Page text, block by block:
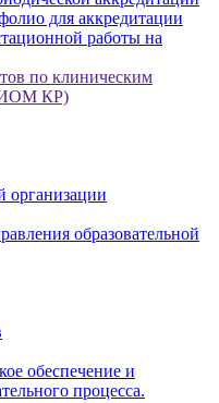
для аккредитации
работы на
по клиническим
КР)
организации
образовательной
обеспечение и
процесса.